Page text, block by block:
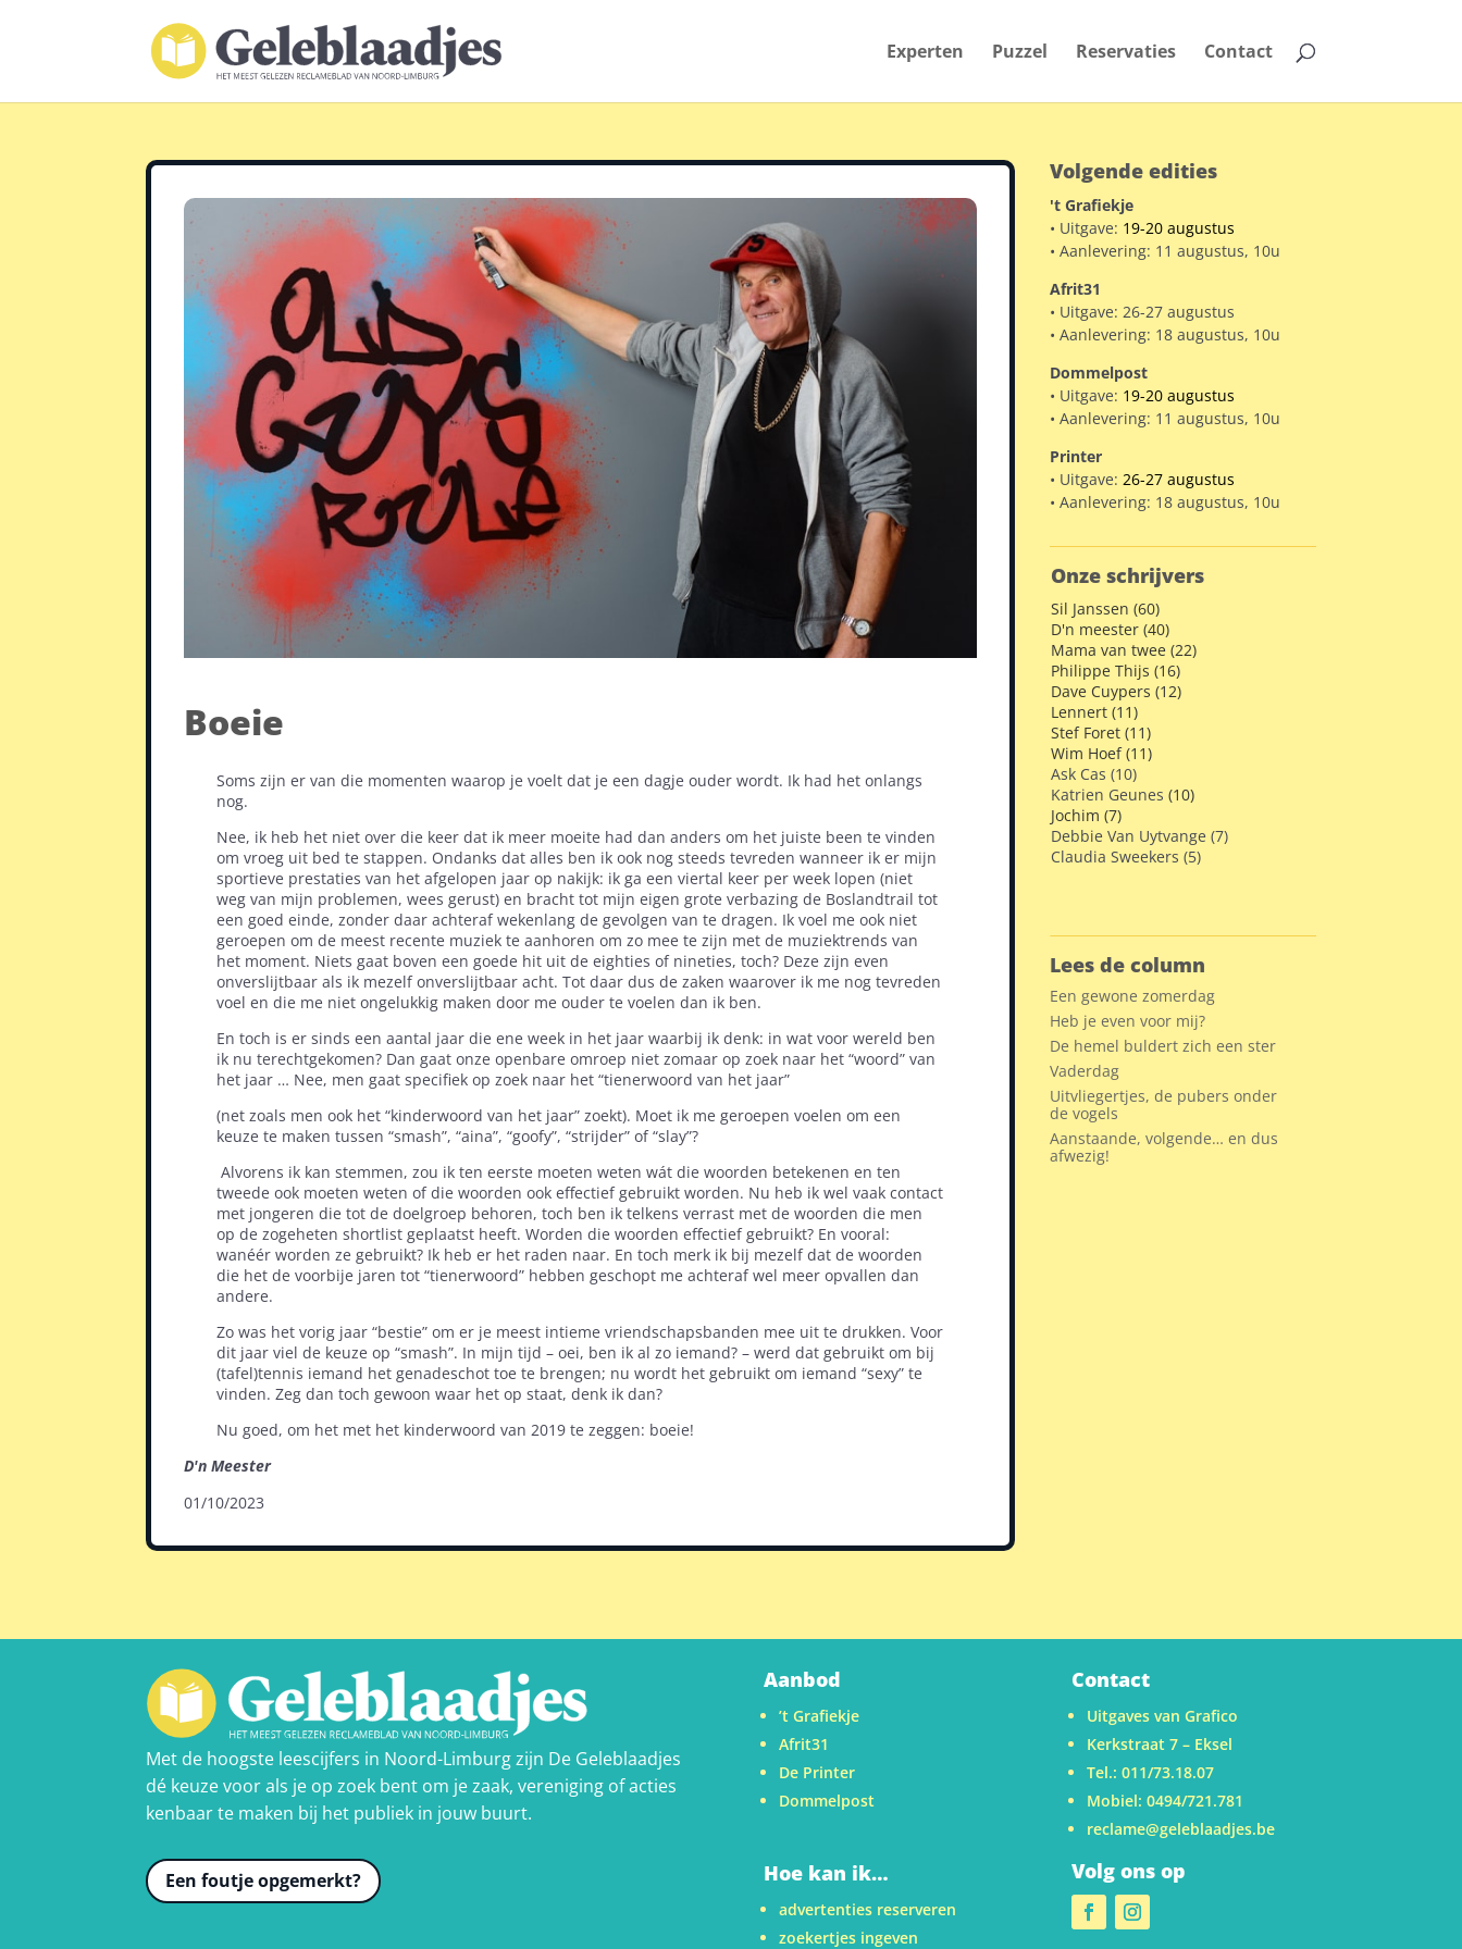
Experten Puzzel Reservaties Contact
Boeie
Soms zijn er van die momenten waarop je voelt dat je een dagje ouder wordt. Ik had het onlangs
nog.
Nee, ik heb het niet over die keer dat ik meer moeite had dan anders om het juiste been te vinden
om vroeg uit bed te stappen. Ondanks dat alles ben ik ook nog steeds tevreden wanneer ik er mijn
sportieve prestaties van het afgelopen jaar op nakijk: ik ga een viertal keer per week lopen (niet
weg van mijn problemen, wees gerust) en bracht tot mijn eigen grote verbazing de Boslandtrail tot
een goed einde, zonder daar achteraf wekenlang de gevolgen van te dragen. Ik voel me ook niet
geroepen om de meest recente muziek te aanhoren om zo mee te zijn met de muziektrends van
het moment. Niets gaat boven een goede hit uit de eighties of nineties, toch? Deze zijn even
onverslijtbaar als ik mezelf onverslijtbaar acht. Tot daar dus de zaken waarover ik me nog tevreden
voel en die me niet ongelukkig maken door me ouder te voelen dan ik ben.
En toch is er sinds een aantal jaar die ene week in het jaar waarbij ik denk: in wat voor wereld ben
ik nu terechtgekomen? Dan gaat onze openbare omroep niet zomaar op zoek naar het “woord” van
het jaar … Nee, men gaat specifiek op zoek naar het “tienerwoord van het jaar”
(net zoals men ook het “kinderwoord van het jaar” zoekt). Moet ik me geroepen voelen om een
keuze te maken tussen “smash”, “aina”, “goofy”, “strijder” of “slay”?
Alvorens ik kan stemmen, zou ik ten eerste moeten weten wát die woorden betekenen en ten
tweede ook moeten weten of die woorden ook effectief gebruikt worden. Nu heb ik wel vaak contact
met jongeren die tot de doelgroep behoren, toch ben ik telkens verrast met de woorden die men
op de zogeheten shortlist geplaatst heeft. Worden die woorden effectief gebruikt? En vooral:
wanéér worden ze gebruikt? Ik heb er het raden naar. En toch merk ik bij mezelf dat de woorden
die het de voorbije jaren tot “tienerwoord” hebben geschopt me achteraf wel meer opvallen dan
andere.
Zo was het vorig jaar “bestie” om er je meest intieme vriendschapsbanden mee uit te drukken. Voor
dit jaar viel de keuze op “smash”. In mijn tijd – oei, ben ik al zo iemand? – werd dat gebruikt om bij
(tafel)tennis iemand het genadeschot toe te brengen; nu wordt het gebruikt om iemand “sexy” te
vinden. Zeg dan toch gewoon waar het op staat, denk ik dan?
Nu goed, om het met het kinderwoord van 2019 te zeggen: boeie!
D'n Meester
01/10/2023
Volgende edities
't Grafiekje
• Uitgave: 19-20 augustus
• Aanlevering: 11 augustus, 10u
Afrit31
• Uitgave: 26-27 augustus
• Aanlevering: 18 augustus, 10u
Dommelpost
• Uitgave: 19-20 augustus
• Aanlevering: 11 augustus, 10u
Printer
• Uitgave: 26-27 augustus
• Aanlevering: 18 augustus, 10u
Onze schrijvers
Sil Janssen (60)
D'n meester (40)
Mama van twee (22)
Philippe Thijs (16)
Dave Cuypers (12)
Lennert (11)
Stef Foret (11)
Wim Hoef (11)
Ask Cas (10)
Katrien Geunes (10)
Jochim (7)
Debbie Van Uytvange (7)
Claudia Sweekers (5)
Lees de column
Een gewone zomerdag
Heb je even voor mij?
De hemel buldert zich een ster
Vaderdag
Uitvliegertjes, de pubers onder
de vogels
Aanstaande, volgende… en dus
afwezig!
Met de hoogste leescijfers in Noord-Limburg zijn De Geleblaadjes
dé keuze voor als je op zoek bent om je zaak, vereniging of acties
kenbaar te maken bij het publiek in jouw buurt.
Een foutje opgemerkt?
Aanbod
’t Grafiekje
Afrit31
De Printer
Dommelpost
Hoe kan ik…
advertenties reserveren
zoekertjes ingeven
Contact
Uitgaves van Grafico
Kerkstraat 7 – Eksel
Tel.: 011/73.18.07
Mobiel: 0494/721.781
reclame@geleblaadjes.be
Volg ons op